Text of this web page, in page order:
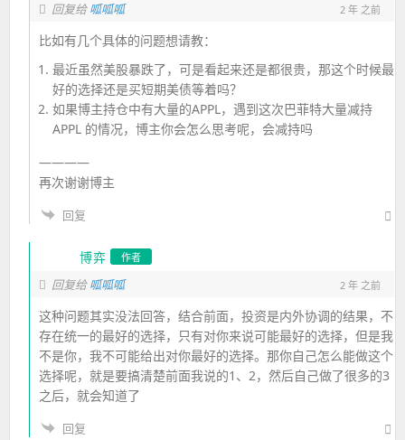
回复给呱呱呱 2 年 之前
比如有几个具体的问题想请教：
最近虽然美股暴跌了，可是看起来还是都很贵，那这个时候最
好的选择还是买短期美债等着吗？
如果博主持仓中有大量的APPL，遇到这次巴菲特大量减持
APPL 的情况，博主你会怎么思考呢，会减持吗
————
再次谢谢博主
回复
博弈 作者
回复给呱呱呱 2 年 之前
这种问题其实没法回答，结合前面，投资是内外协调的结果，不
存在统一的最好的选择，只有对你来说可能最好的选择，但是我
不是你，我不可能给出对你最好的选择。那你自己怎么能做这个
选择呢，就是要搞清楚前面我说的1、2，然后自己做了很多的3
之后，就会知道了
回复